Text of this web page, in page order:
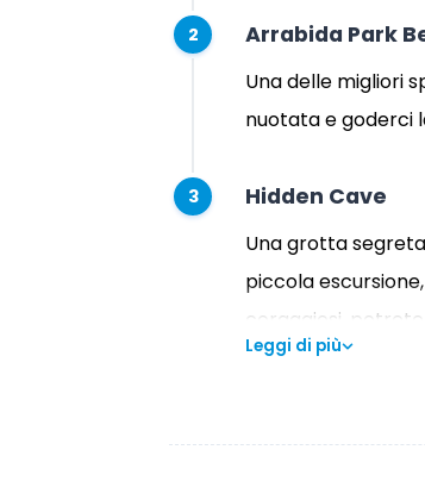
2 Arrabida Park
Una delle migliori
nuotata e goderci
3 Hidden Cave
Una grotta
piccola
coraggiosi,
Leggi di più